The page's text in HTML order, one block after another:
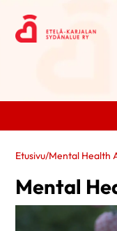
Etusivu/Mental Health
Mental